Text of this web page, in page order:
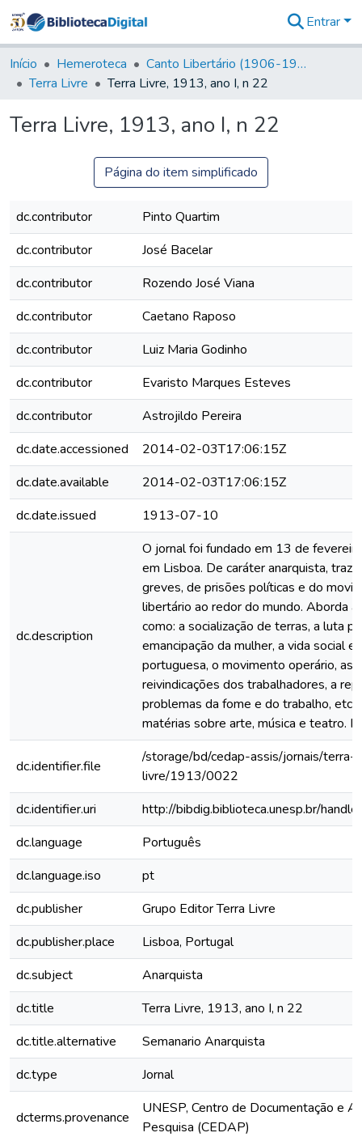
&
Coleções
Tudo na
Digital
Entrar
Início Hemeroteca
Canto Libertário (1906-1995)
Terra Livre
Terra Livre, 1913, ano I, n 22
Terra Livre, 1913, ano I, n 22
Página do item simplificado
dc.contributor
Pinto Quartim
dc.contributor
José Bacelar
dc.contributor
Rozendo José Viana
dc.contributor
Caetano Raposo
dc.contributor
Luiz Maria Godinho
dc.contributor
Evaristo Marques Esteves
dc.contributor
Astrojildo Pereira
dc.date.accessioned
2014-02-03T17:06:15Z
dc.date.available
2014-02-03T17:06:15Z
dc.date.issued
1913-07-10
dc.description
O jornal foi fundado em 13 de
em Lisboa. De caráter anarquista, traz
greves, de prisões políticas e do
libertário ao redor do mundo. Aborda
como: a socialização de terras, a luta
emancipação da mulher, a vida social e
portuguesa, o movimento operário, as
reivindicações dos trabalhadores, a
problemas da fome e do trabalho, etc.
matérias sobre arte, música e teatro.
dc.identifier.file
/storage/bd/cedap-assis/jornais/terra-
livre/1913/0022
dc.identifier.uri
http://bibdig.biblioteca.unesp.br/
dc.language
Português
dc.language.iso
pt
dc.publisher
Grupo Editor Terra Livre
dc.publisher.place
Lisboa, Portugal
dc.subject
Anarquista
dc.title
Terra Livre, 1913, ano I, n 22
dc.title.alternative
Semanario Anarquista
dc.type
Jornal
dcterms.provenance
UNESP, Centro de Documentação e
Pesquisa (CEDAP)